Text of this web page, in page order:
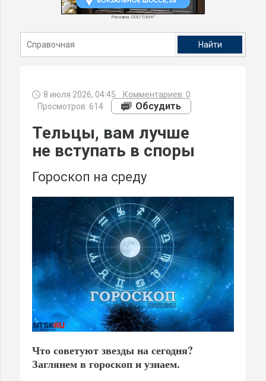
Реклама. ООО "ОМК"
8 июля 2026, 04:45 Комментариев: 0
Просмотров: 614
Обсудить
Тельцы, вам лучше
не вступать в споры
Гороскоп на среду
Что советуют звезды на сегодня?
Заглянем в гороскоп и узнаем.